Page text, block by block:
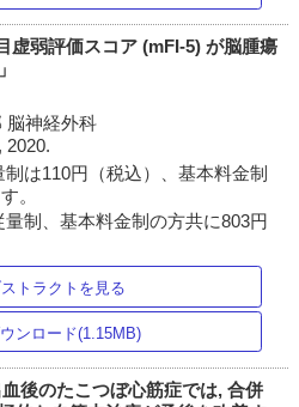
虚弱評価スコア (mFI-5) が脳腫瘍
脳神経外科
2020.
は110円（税込）、基本料金制
。
制、基本料金制の方共に803円
トラクトを見る
ンロード(1.15MB)
後のたこつぼ心筋症では, 合併